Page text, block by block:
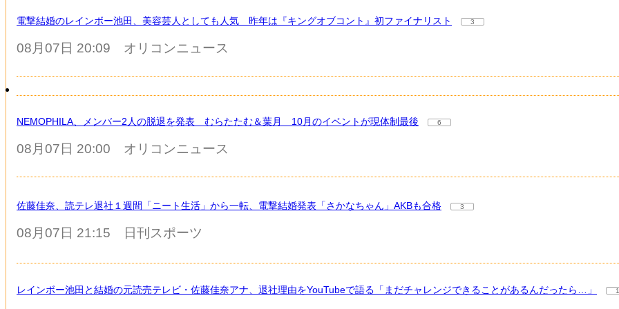
電撃結婚のレインボー池田、美容芸人としても人気 昨年は『キングオブコント』初ファイナリスト 3
08月07日 20:09 オリコンニュース
NEMOPHILA、メンバー2人の脱退を発表 むらたたむ＆葉月 10月のイベントが現体制最後 6
08月07日 20:00 オリコンニュース
佐藤佳奈、読テレ退社１週間「ニート生活」から一転、電撃結婚発表「さかなちゃん」AKBも合格 3
08月07日 21:15 日刊スポーツ
レインボー池田と結婚の元読売テレビ・佐藤佳奈アナ、退社理由をYouTubeで語る「まだチャレンジできることがあるんだったら…」 1